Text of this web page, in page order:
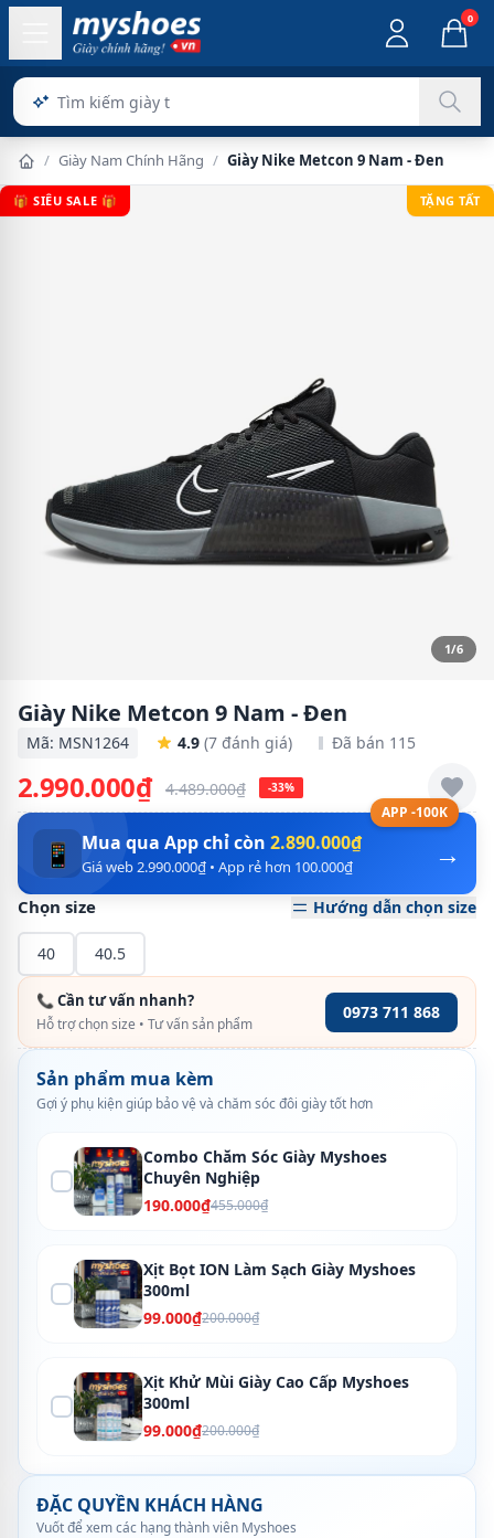
0
/ Giày Nam Chính Hãng / Giày Nike Metcon 9 Nam - Đen
🎁 SIÊU SALE 🎁 TẶNG TẤT
1/6
Giày Nike Metcon 9 Nam - Đen
Mã: MSN1264 4.9 (7 đánh giá) Đã bán 115
2.990.000₫ 4.489.000₫ -33%
APP -100K
→
📱 Mua qua App chỉ còn 2.890.000₫
Giá web 2.990.000₫ • App rẻ hơn 100.000₫
Chọn size Hướng dẫn chọn size
40 40.5
📞 Cần tư vấn nhanh?
Hỗ trợ chọn size • Tư vấn sản phẩm
0973 711 868
Sản phẩm mua kèm
Gợi ý phụ kiện giúp bảo vệ và chăm sóc đôi giày tốt hơn
Combo Chăm Sóc Giày Myshoes
Chuyên Nghiệp
190.000₫455.000₫
Xịt Bọt ION Làm Sạch Giày Myshoes
300ml
99.000₫200.000₫
Xịt Khử Mùi Giày Cao Cấp Myshoes
300ml
99.000₫200.000₫
ĐẶC QUYỀN KHÁCH HÀNG
Vuốt để xem các hạng thành viên Myshoes